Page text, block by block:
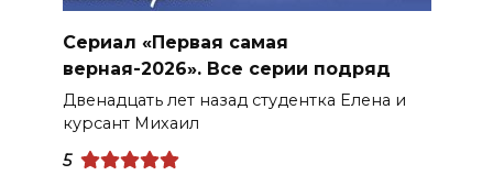
Сериал «Первая самая
верная-2026». Все серии подряд
Двенадцать лет назад студентка Елена и
курсант Михаил
5